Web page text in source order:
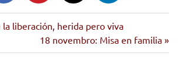
la liberación, herida pero viva
Siguiente
entrada:
18 novembro: Misa en familia